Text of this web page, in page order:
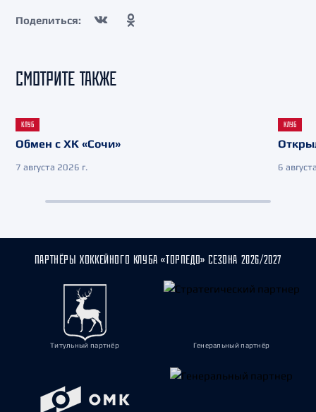
Поделиться:
СМОТРИТЕ ТАКЖЕ
КЛУБ
Обмен с ХК «Сочи»
7 августа 2026 г.
КЛУБ
6
ПАРТНЁРЫ ХОККЕЙНОГО КЛУБА «ТОРПЕДО» СЕЗОНА 2026/2027
Титульный партнёр Генеральный партнёр